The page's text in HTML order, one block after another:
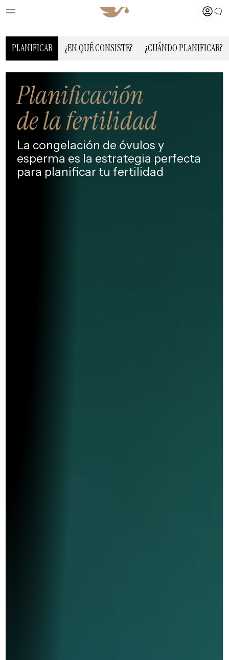
PLANIFICAR ¿EN QUÉ CONSISTE? ¿CUÁNDO PLANIFICAR?
Planificación
de la fertilidad
La congelación de óvulos y
esperma es la estrategia perfecta
para planificar tu fertilidad